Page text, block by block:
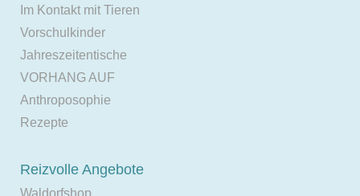
Im Kontakt mit Tieren
Vorschulkinder
Jahreszeitentische
VORHANG AUF
Anthroposophie
Rezepte
Reizvolle Angebote
Waldorfshop